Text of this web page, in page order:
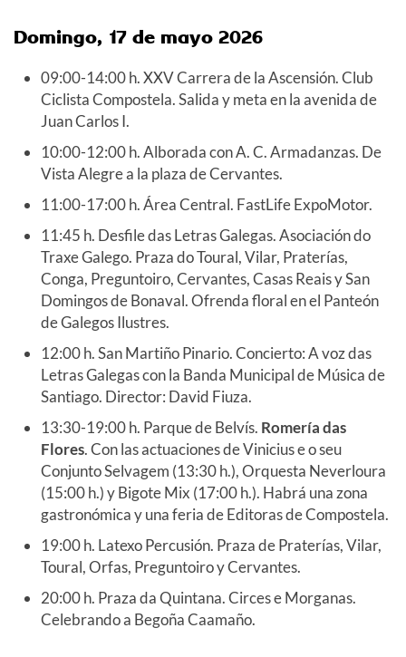
Domingo, 17 de mayo 2026
09:00-14:00 h. XXV Carrera de la Ascensión. Club
Ciclista Compostela. Salida y meta en la avenida de
Juan Carlos I.
10:00-12:00 h. Alborada con A. C. Armadanzas. De
Vista Alegre a la plaza de Cervantes.
11:00-17:00 h. Área Central. FastLife ExpoMotor.
11:45 h. Desfile das Letras Galegas. Asociación do
Traxe Galego. Praza do Toural, Vilar, Praterías,
Conga, Preguntoiro, Cervantes, Casas Reais y San
Domingos de Bonaval. Ofrenda floral en el Panteón
de Galegos Ilustres.
12:00 h. San Martiño Pinario. Concierto: A voz das
Letras Galegas con la Banda Municipal de Música de
Santiago. Director: David Fiuza.
13:30-19:00 h. Parque de Belvís. Romería das
Flores. Con las actuaciones de Vinicius e o seu
Conjunto Selvagem (13:30 h.), Orquesta Neverloura
(15:00 h.) y Bigote Mix (17:00 h.). Habrá una zona
gastronómica y una feria de Editoras de Compostela.
19:00 h. Latexo Percusión. Praza de Praterías, Vilar,
Toural, Orfas, Preguntoiro y Cervantes.
20:00 h. Praza da Quintana. Circes e Morganas.
Celebrando a Begoña Caamaño.